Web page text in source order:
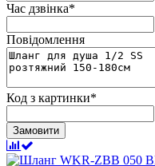
Час дзвінка*
Повідомлення
Код з картинки*
Замовити